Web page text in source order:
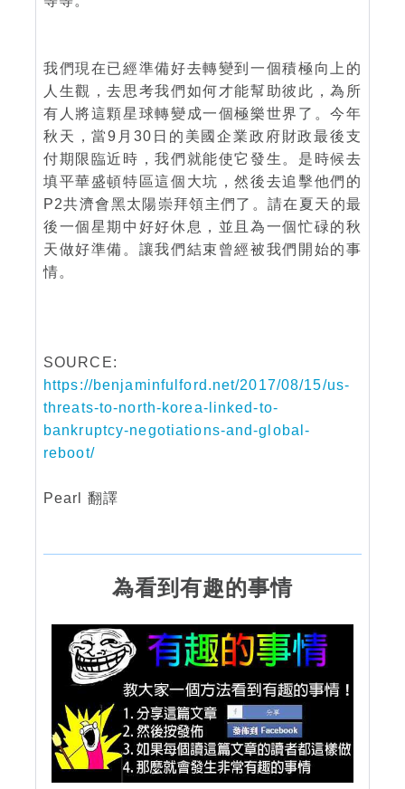
我們現在已經準備好去轉變到一個積極向上的
人生觀，去思考我們如何才能幫助彼此，為所
有人將這顆星球轉變成一個極樂世界了。今年
秋天，當9月30日的美國企業政府財政最後支
付期限臨近時，我們就能使它發生。是時候去
填平華盛頓特區這個大坑，然後去追擊他們的
P2共濟會黑太陽崇拜領主們了。請在夏天的最
後一個星期中好好休息，並且為一個忙碌的秋
天做好準備。讓我們結束曾經被我們開始的事
情。
SOURCE:
https://benjaminfulford.net/2017/08/15/us-
threats-to-north-korea-linked-to-
bankruptcy-negotiations-and-global-
reboot/
Pearl 翻譯
為看到有趣的事情